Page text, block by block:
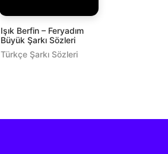
Işık Berfin – Feryadım
Büyük Şarkı Sözleri
Türkçe Şarkı Sözleri